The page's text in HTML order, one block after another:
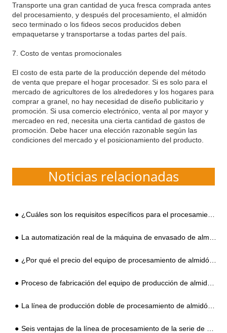
Transporte una gran cantidad de yuca fresca comprada antes
del procesamiento, y después del procesamiento, el almidón
seco terminado o los fideos secos producidos deben
empaquetarse y transportarse a todas partes del país.
7. Costo de ventas promocionales
El costo de esta parte de la producción depende del método
de venta que prepare el hogar procesador. Si es solo para el
mercado de agricultores de los alrededores y los hogares para
comprar a granel, no hay necesidad de diseño publicitario y
promoción. Si usa comercio electrónico, venta al por mayor y
mercadeo en red, necesita una cierta cantidad de gastos de
promoción. Debe hacer una elección razonable según las
condiciones del mercado y el posicionamiento del producto.
Noticias relacionadas
¿Cuáles son los requisitos específicos para el procesamiento de almidón de camote?
La automatización real de la máquina de envasado de almidón puede mejorar la competitividad de los productos
¿Por qué el precio del equipo de procesamiento de almidón de camote es tan diferente?
Proceso de fabricación del equipo de producción de almidón de patata dulce
La línea de producción doble de procesamiento de almidón en abanico se convierte en el estándar
Seis ventajas de la línea de procesamiento de la serie de almidón de yuca